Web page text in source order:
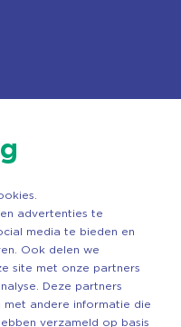
advertenties te
media te bieden en
Ook delen we
site met onze partners
Deze partners
met andere informatie die
verzameld op basis